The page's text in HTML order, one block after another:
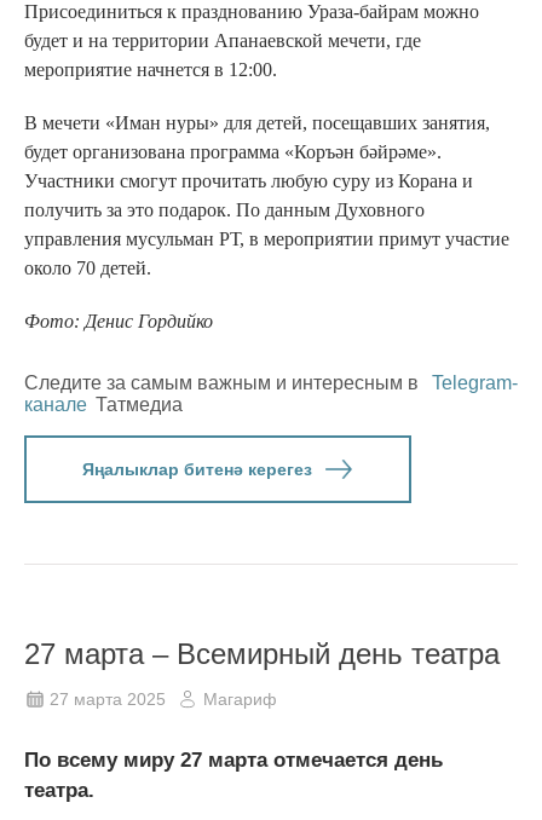
Присоединиться к празднованию Ураза-байрам можно
будет и на территории Апанаевской мечети, где
мероприятие начнется в 12:00.
В мечети «Иман нуры» для детей, посещавших занятия,
будет организована программа «Коръән бәйрәме».
Участники смогут прочитать любую суру из Корана и
получить за это подарок. По данным Духовного
управления мусульман РТ, в мероприятии примут участие
около 70 детей.
Фото: Денис Гордийко
Следите за самым важным и интересным в
Telegram-
канале Татмедиа
Яңалыклар битенә керегез
27 марта – Всемирный день театра
27 марта 2025 Магариф
По всему миру 27 марта отмечается день
театра.